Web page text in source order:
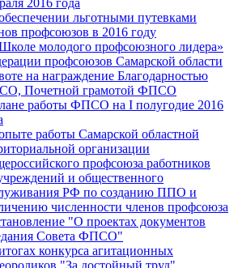
льготными путевками
профсоюзов в 2016 году
молодого профсоюзного лидера»
профсоюзов Самарской области
на награждение Благодарностью
Почетной грамотой ФПСО
работы ФПСО на I полугодие 2016
работы Самарской областной
организации
профсоюза работников
и общественного
РФ по созданию ППО и
численности членов профсоюза
"О проектах документов
Совета ФПСО"
конкурса агитационных
"За достойный труд"